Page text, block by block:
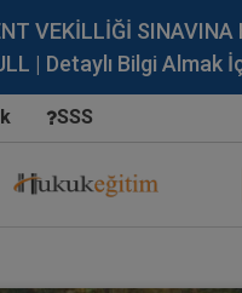
VEKİLLİĞİ SINAVINA
| Detaylı Bilgi Almak
SSS